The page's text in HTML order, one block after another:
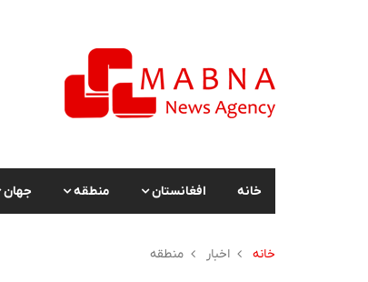
خانه افغانستان منطقه جهان
خانه اخبار منطقه